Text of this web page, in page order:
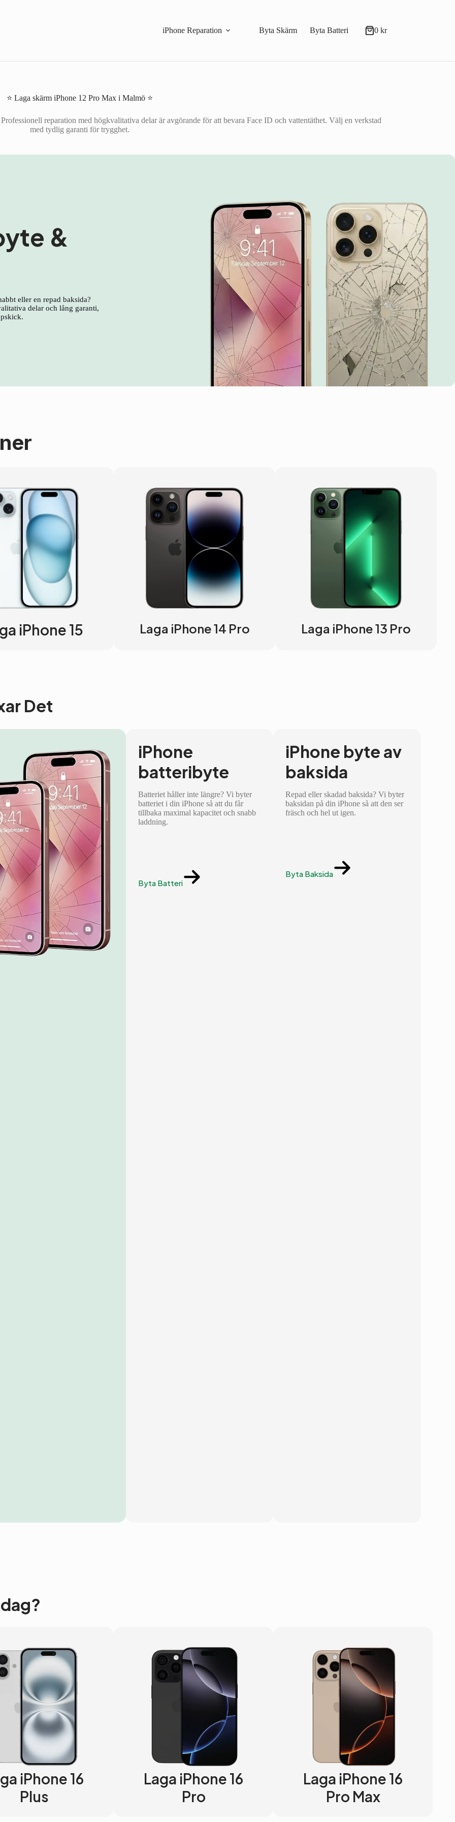
iPhone Reparation
Byta Skärm Byta Batteri Varukorg
0 kr
⭐ Laga skärm iPhone 12 Pro Max i Malmö ⭐
reparation med högkvalitativa delar är avgörande för att bevara Face ID och vattentäthet. Välj en verkstad
med tydlig garanti för trygghet.
&
eller en repad baksida?
delar och lång garanti,
iPhone 15 Laga iPhone 14 Pro Laga iPhone 13 Pro
Det
iPhone
batteribyte
Batteriet håller inte längre? Vi byter
batteriet i din iPhone så att du får
tillbaka maximal kapacitet och snabb
laddning.
Byta Batteri
iPhone byte av
baksida
Repad eller skadad baksida? Vi byter
baksidan på din iPhone så att den ser
fräsch och hel ut igen.
Byta Baksida
iPhone 16
Plus
Laga iPhone 16
Pro
Laga iPhone 16
Pro Max